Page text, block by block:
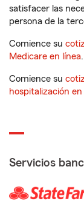
satisfacer las
persona de la
Comience su
Medicare en línea.
Comience su
hospitalización en
Servicios